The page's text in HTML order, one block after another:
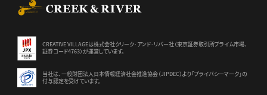
CREATIVE VILLAGEは株式会社クリーク･アンド･リバー社（東京証券取引所プライム市場、
証券コード4763）が運営しています。
当社は、一般財団法人日本情報経済社会推進協会（JIPDEC）より 「プライバシーマーク」の
付与認定を受けています。